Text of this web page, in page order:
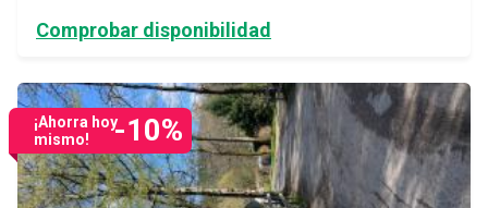
Comprobar disponibilidad
¡Ahorra hoy
mismo!
-10%